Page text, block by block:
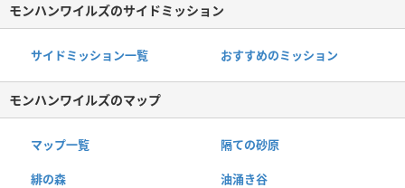
モンハンワイルズのサイドミッション
サイドミッション一覧 おすすめのミッション
モンハンワイルズのマップ
マップ一覧 隔ての砂原
緋の森 油涌き谷